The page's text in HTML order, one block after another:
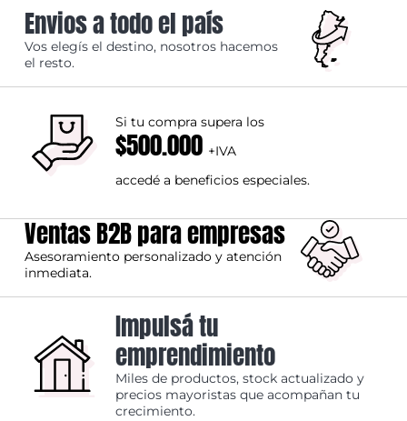
Envios a todo el país
Vos elegís el destino, nosotros hacemos
el resto.
Si tu compra supera los
$500.000 +IVA
accedé a beneficios especiales.
Ventas B2B para empresas
Asesoramiento personalizado y atención
inmediata.
Impulsá tu
emprendimiento
Miles de productos, stock actualizado y
precios mayoristas que acompañan tu
crecimiento.